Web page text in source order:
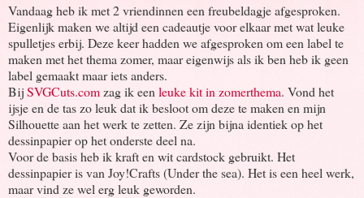
Vandaag heb ik met 2 vriendinnen een freubeldagje afgesproken.
Eigenlijk maken we altijd een cadeautje voor elkaar met wat leuke
spulletjes erbij. Deze keer hadden we afgesproken om een label te
maken met het thema zomer, maar eigenwijs als ik ben heb ik geen
label gemaakt maar iets anders.
BijSVGCuts.comzag ik een leuke kit in zomerthema. Vond het
ijsje en de tas zo leuk dat ik besloot om deze te maken en mijn
Silhouette aan het werk te zetten. Ze zijn bijna identiek op het
dessinpapier op het onderste deel na.
Voor de basis heb ik kraft en wit cardstock gebruikt. Het
dessinpapier is van Joy!Crafts (Under the sea). Het is een heel werk,
maar vind ze wel erg leuk geworden.